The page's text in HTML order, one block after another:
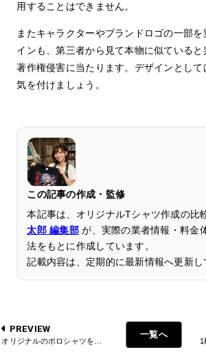
用することはできません。
またキャラクターやブランドロゴの一部
インも、第三者から見て本物に似ていると
著作権侵害に当たります。デザインとして
気を付けましょう。
この記事の作成・監修
本記事は、オリジナルTシャツ作成の比
太郎 編集部 が、実際の業者情報・料金
法をもとに作成しています。
記載内容は、定期的に最新情報へ更新し
PREVIEW
一覧へ